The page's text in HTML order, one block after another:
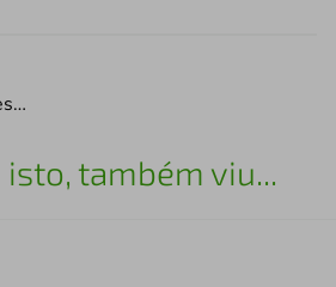
isto, também viu...